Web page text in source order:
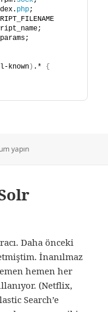
php;
known ) .* {
Laravel Routing için
yapın
Daha önceki
İnanılmaz
hemen her
(Netflix,
Search’e